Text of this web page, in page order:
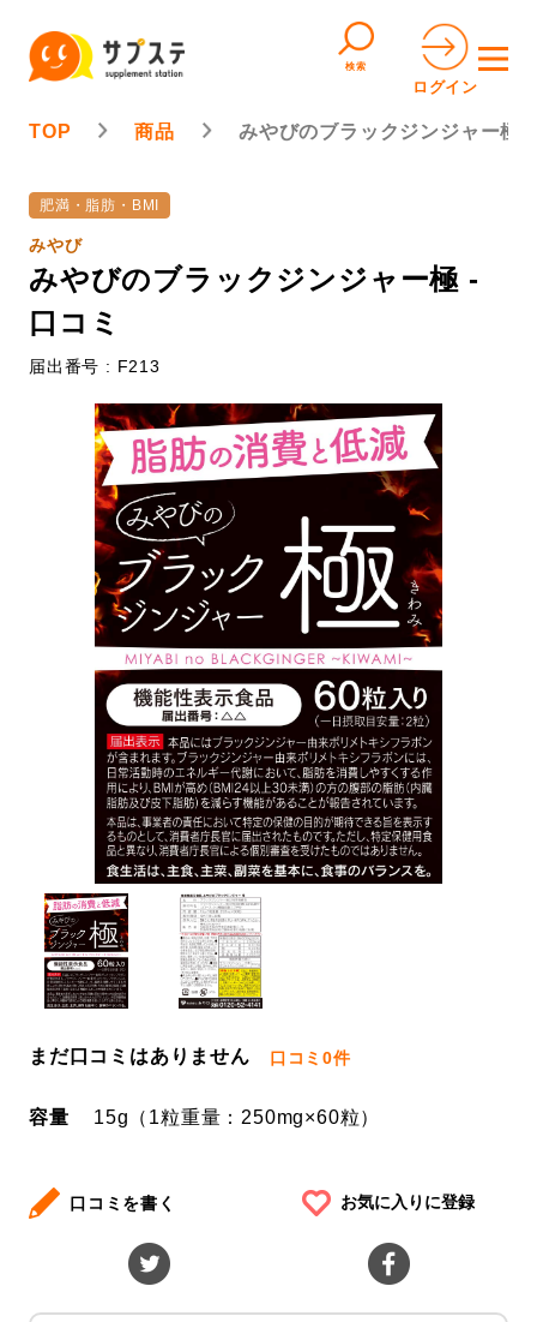
検索
ログイン
TOP 商品 みやびのブラックジンジャー極
肥満・脂肪・BMI
みやび
みやびのブラックジンジャー極 -
口コミ
届出番号 : F213
まだ口コミはありません 口コミ0件
容量 15g（1粒重量：250mg×60粒）
口コミを書く お気に入りに登録